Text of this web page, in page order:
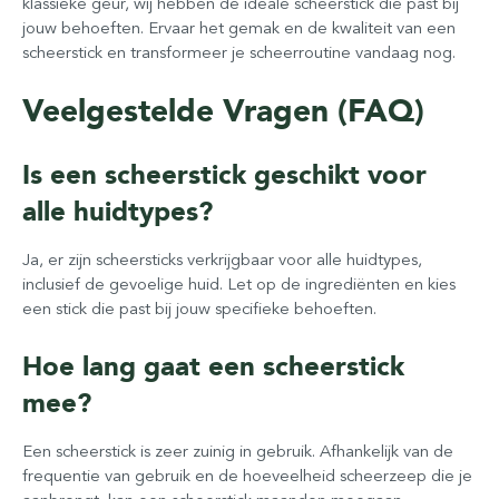
jouw behoeften. Ervaar het gemak en de kwaliteit van een
scheerstick en transformeer je scheerroutine vandaag nog.
Veelgestelde Vragen (FAQ)
Is een scheerstick geschikt voor
alle huidtypes?
Ja, er zijn scheersticks verkrijgbaar voor alle huidtypes,
inclusief de gevoelige huid. Let op de ingrediënten en kies
een stick die past bij jouw specifieke behoeften.
Hoe lang gaat een scheerstick
mee?
Een scheerstick is zeer zuinig in gebruik. Afhankelijk van de
frequentie van gebruik en de hoeveelheid scheerzeep die je